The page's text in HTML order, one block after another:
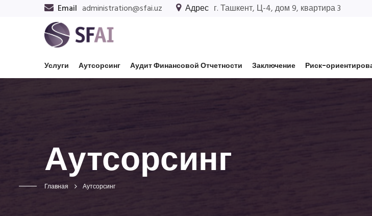
Email administration@sfai.uz Адрес г. Ташкент, Ц-4, дом 9, квартира 3
Услуги Аутсорсинг Аудит Финансовой Отчетности Заключение Риск-
Аутсорсинг
Главная Аутсорсинг